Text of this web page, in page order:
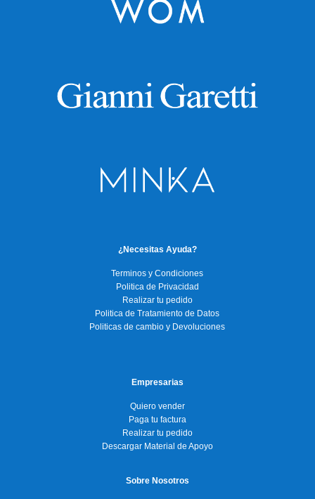
¿Necesitas Ayuda?
Terminos y Condiciones
Politica de Privacidad
Realizar tu pedido
Politica de Tratamiento de Datos
Politicas de cambio y Devoluciones
Empresarias
Quiero vender
Paga tu factura
Realizar tu pedido
Descargar Material de Apoyo
Sobre Nosotros